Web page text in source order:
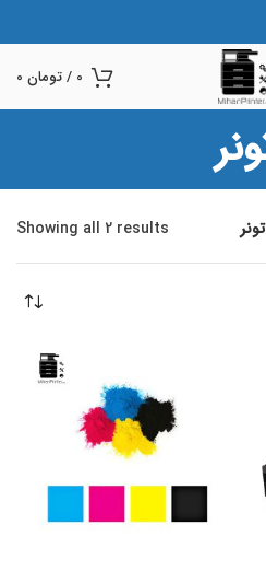
0
/تومان
تونر Showing all 2 results